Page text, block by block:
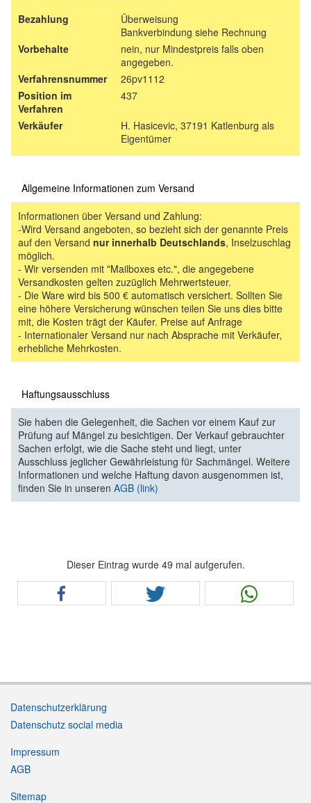
Bezahlung
Überweisung
Bankverbindung siehe Rechnung
Vorbehalte
nein, nur Mindestpreis falls oben
angegeben.
Verfahrensnummer
26pv1112
Position im
Verfahren
437
Verkäufer
H. Hasicevic, 37191 Katlenburg als
Eigentümer
Allgemeine Informationen zum Versand
Informationen über Versand und Zahlung:
-Wird Versand angeboten, so bezieht sich der genannte Preis
auf den Versand nur innerhalb Deutschlands, Inselzuschlag
möglich.
- Wir versenden mit "Mailboxes etc.", die angegebene
Versandkosten gelten zuzüglich Mehrwertsteuer.
- Die Ware wird bis 500 € automatisch versichert. Sollten Sie
eine höhere Versicherung wünschen teilen Sie uns dies bitte
mit, die Kosten trägt der Käufer. Preise auf Anfrage
- Internationaler Versand nur nach Absprache mit Verkäufer,
erhebliche Mehrkosten.
Haftungsausschluss
Sie haben die Gelegenheit, die Sachen vor einem Kauf zur
Prüfung auf Mängel zu besichtigen. Der Verkauf gebrauchter
Sachen erfolgt, wie die Sache steht und liegt, unter
Ausschluss jeglicher Gewährleistung für Sachmängel. Weitere
Informationen und welche Haftung davon ausgenommen ist,
finden Sie in unseren AGB (link)
Dieser Eintrag wurde 49 mal aufgerufen.
Datenschutzerklärung
Datenschutz social media
Impressum
AGB
Sitemap